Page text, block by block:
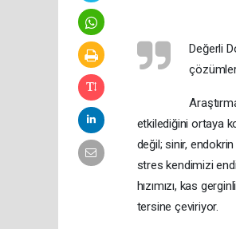
Değerli
etkilediğini ortaya
değil; sinir,
stres kendimizi
hızımızı, kas
tersine çeviriyor.